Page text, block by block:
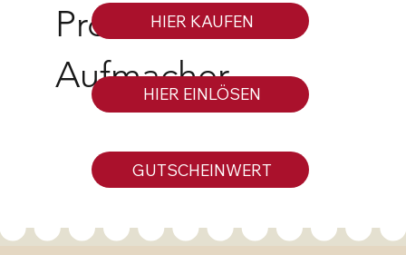
Produkt der
Aufmacher.
HIER KAUFEN
HIER EINLÖSEN
GUTSCHEINWERT